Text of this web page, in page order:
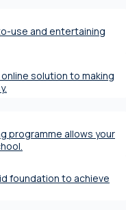
use and entertaining
online solution to making
programme allows your
foundation to achieve